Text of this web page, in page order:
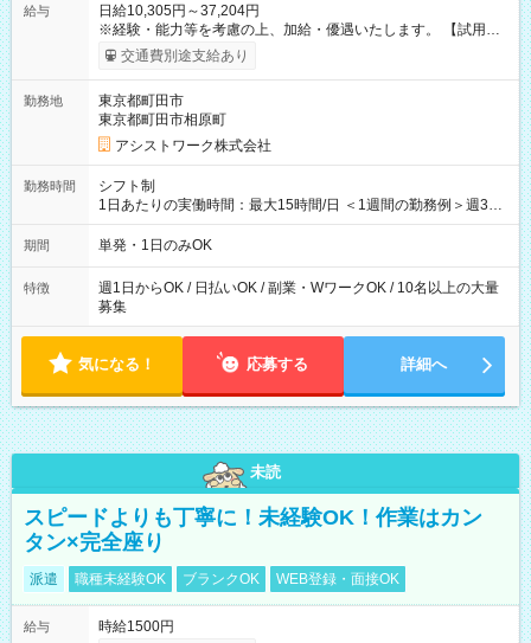
給与
日給10,305円～37,204円
※経験・能力等を考慮の上、加給・優遇いたします。 【試用期
間】試用期間なし
交通費別途支給あり
勤務地
東京都町田市
東京都町田市相原町
アシストワーク株式会社
勤務時間
シフト制
1日あたりの実働時間：最大15時間/日 ＜1週間の勤務例＞週3回
勤務 勤務：月・水・金 休み：火・木・土・日 好きな時にお仕事
可能です！ ※1日あたりの最大実働時間は日勤、夜勤共に勤務し
期間 単発・1日のみOK
特徴
週1日からOK / 日払いOK / 副業・WワークOK / 10名以上の大量
募集
気になる！ 応募する 詳細へ
未読
スピードよりも丁寧に！未経験OK！作業はカン
タン×完全座り
派遣 職種未経験OK ブランクOK WEB登録・面接OK
給与
時給1500円